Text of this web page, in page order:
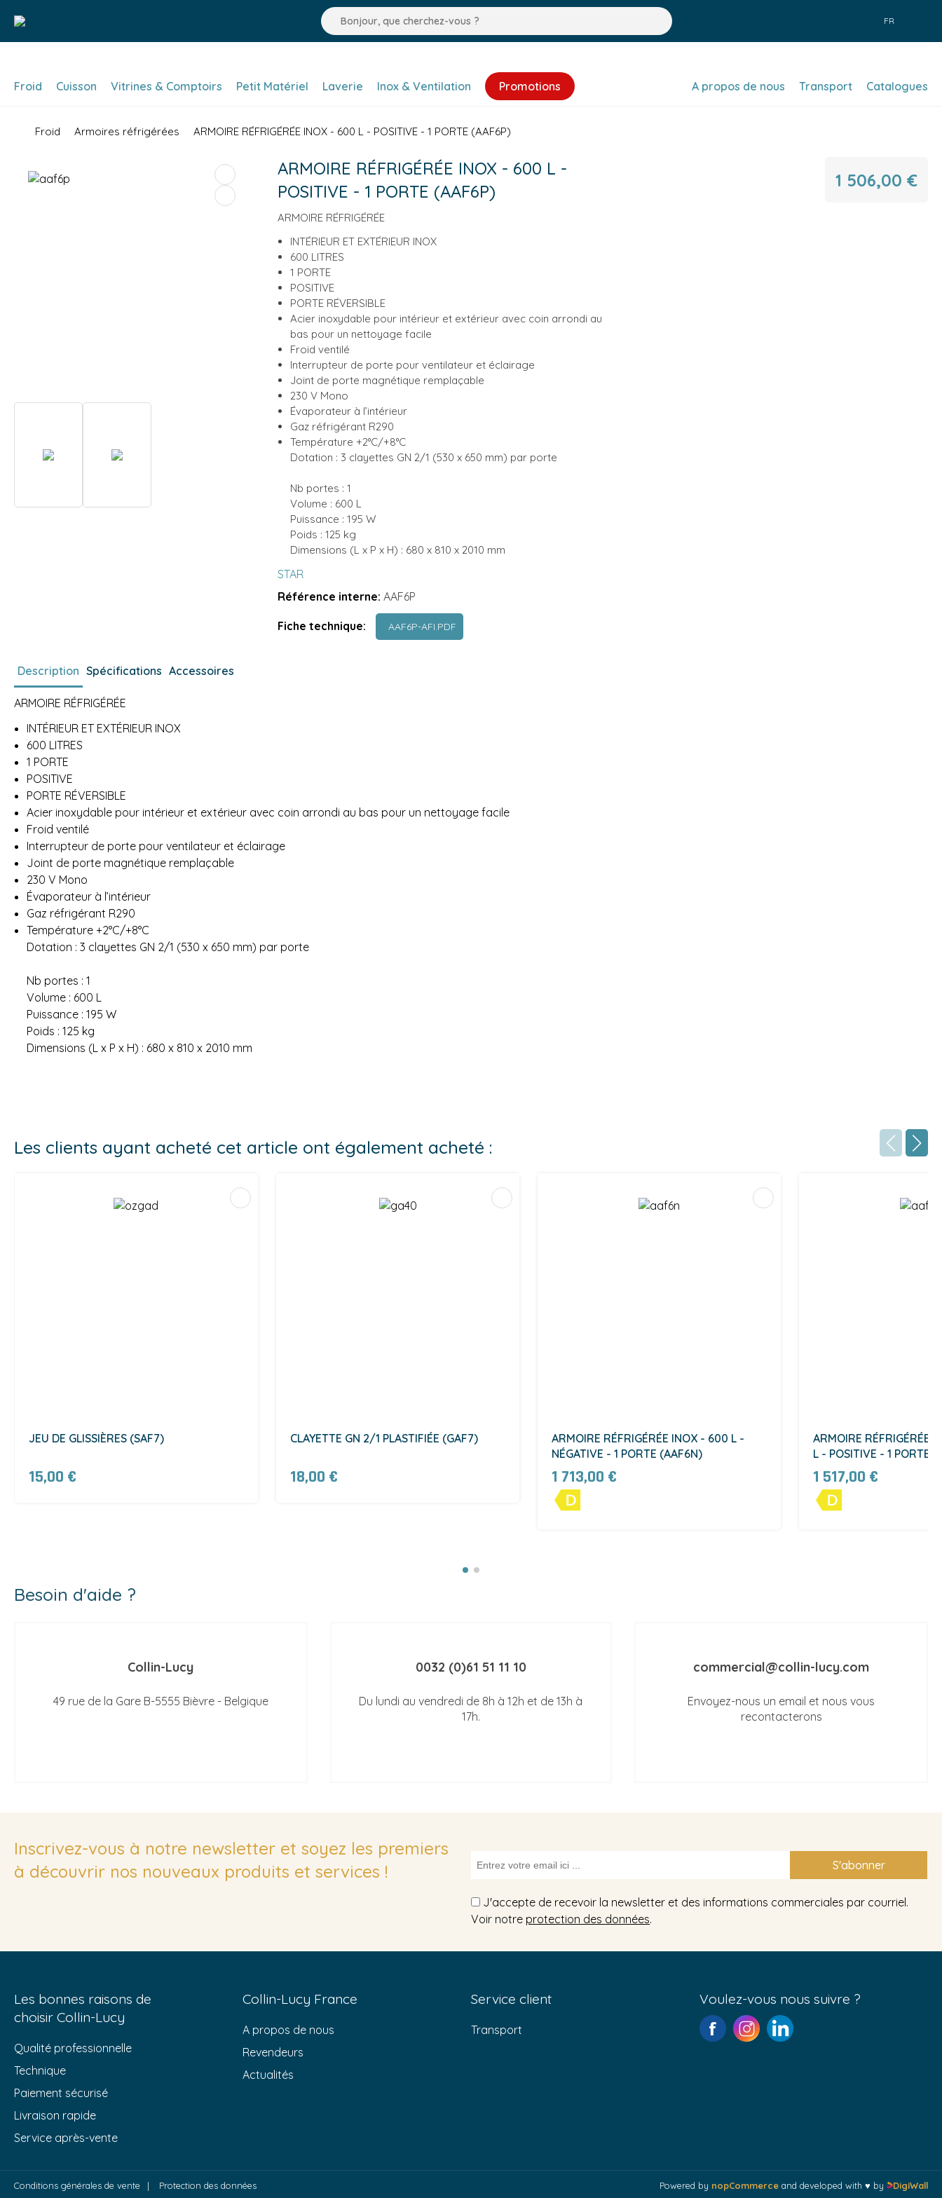
FR
Froid Cuisson Vitrines & Comptoirs Petit Matériel Laverie Inox & Ventilation Promotions A propos de nous Transport Catalogues
Froid Armoires réfrigérées ARMOIRE RÉFRIGÉRÉE INOX - 600 L - POSITIVE - 1 PORTE (AAF6P)
ARMOIRE RÉFRIGÉRÉE INOX - 600 L -
POSITIVE - 1 PORTE (AAF6P)
ARMOIRE RÉFRIGÉRÉE
INTÉRIEUR ET EXTÉRIEUR INOX
600 LITRES
1 PORTE
POSITIVE
PORTE RÉVERSIBLE
Acier inoxydable pour intérieur et extérieur avec coin arrondi au
bas pour un nettoyage facile
Froid ventilé
Interrupteur de porte pour ventilateur et éclairage
Joint de porte magnétique remplaçable
230 V Mono
Évaporateur à l’intérieur
Gaz réfrigérant R290
Température +2°C/+8°C
Dotation : 3 clayettes GN 2/1 (530 x 650 mm) par porte
Nb portes : 1
Volume : 600 L
Puissance : 195 W
Poids : 125 kg
Dimensions (L x P x H) : 680 x 810 x 2010 mm
STAR
Référence interne: AAF6P
Fiche technique: AAF6P-AFI.PDF
1 506,00 €
Description Spécifications Accessoires
ARMOIRE RÉFRIGÉRÉE
INTÉRIEUR ET EXTÉRIEUR INOX
600 LITRES
1 PORTE
POSITIVE
PORTE RÉVERSIBLE
Acier inoxydable pour intérieur et extérieur avec coin arrondi au bas pour un nettoyage facile
Froid ventilé
Interrupteur de porte pour ventilateur et éclairage
Joint de porte magnétique remplaçable
230 V Mono
Évaporateur à l’intérieur
Gaz réfrigérant R290
Température +2°C/+8°C
Dotation : 3 clayettes GN 2/1 (530 x 650 mm) par porte
Nb portes : 1
Volume : 600 L
Puissance : 195 W
Poids : 125 kg
Dimensions (L x P x H) : 680 x 810 x 2010 mm
Les clients ayant acheté cet article ont également acheté :
JEU DE GLISSIÈRES (SAF7)
15,00 €
CLAYETTE GN 2/1 PLASTIFIÉE (GAF7)
18,00 €
ARMOIRE RÉFRIGÉRÉE INOX - 600 L -
NÉGATIVE - 1 PORTE (AAF6N)
1 713,00 €
ARMOIRE RÉFRIGÉRÉE
L - POSITIVE - 1 PORTE
1 517,00 €
Besoin d'aide ?
Collin-Lucy
49 rue de la Gare B-5555 Bièvre - Belgique
0032 (0)61 51 11 10
Du lundi au vendredi de 8h à 12h et de 13h à
17h.
commercial@collin-lucy.com
Envoyez-nous un email et nous vous
recontacterons
Inscrivez-vous à notre newsletter et soyez les premiers
à découvrir nos nouveaux produits et services !
S'abonner
J'accepte de recevoir la newsletter et des informations commerciales par courriel.
Voir notre protection des données.
Les bonnes raisons de
choisir Collin-Lucy
Qualité professionnelle
Technique
Paiement sécurisé
Livraison rapide
Service après-vente
Collin-Lucy France
A propos de nous
Revendeurs
Actualités
Service client
Transport
Voulez-vous nous suivre ?
Conditions générales de vente Protection des données Powered by nopCommerceand developed with ♥ by DigiWall